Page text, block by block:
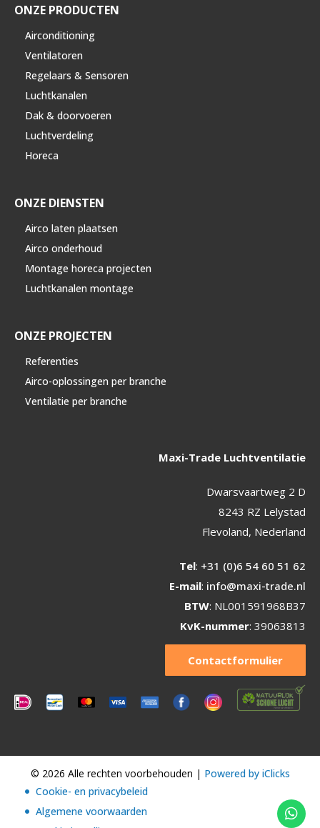
ONZE PRODUCTEN
Airconditioning
Ventilatoren
Regelaars & Sensoren
Luchtkanalen
Dak & doorvoeren
Luchtverdeling
Horeca
ONZE DIENSTEN
Airco laten plaatsen
Airco onderhoud
Montage horeca projecten
Luchtkanalen montage
ONZE PROJECTEN
Referenties
Airco-oplossingen per branche
Ventilatie per branche
Maxi-Trade Luchtventilatie
Dwarsvaartweg 2 D
8243 RZ Lelystad
Flevoland, Nederland
Tel: +31 (0)6 54 60 51 62
E-mail: info@maxi-trade.nl
BTW: NL001591968B37
KvK-nummer: 39063813
Contactformulier
© 2026 Alle rechten voorbehouden | Powered by iClicks
Cookie- en privacybeleid
Algemene voorwaarden